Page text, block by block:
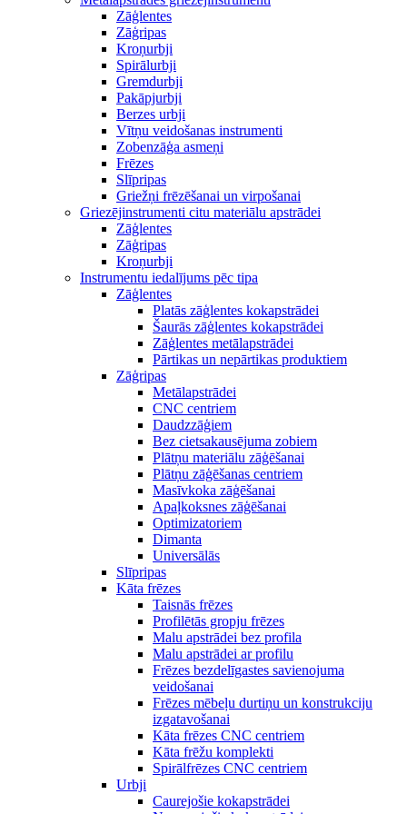
Zāģlentes
Zāģripas
Kroņurbji
Spirālurbji
Gremdurbji
Pakāpjurbji
Berzes urbji
Vītņu veidošanas instrumenti
Zobenzāģa asmeņi
Frēzes
Slīpripas
Griežņi frēzēšanai un virpošanai
Griezējinstrumenti citu materiālu apstrādei
Zāģlentes
Zāģripas
Kroņurbji
Instrumentu iedalījums pēc tipa
Zāģlentes
Platās zāģlentes kokapstrādei
Šaurās zāģlentes kokapstrādei
Zāģlentes metālapstrādei
Pārtikas un nepārtikas produktiem
Zāģripas
Metālapstrādei
CNC centriem
Daudzzāģiem
Bez cietsakausējuma zobiem
Plātņu materiālu zāģēšanai
Plātņu zāģēšanas centriem
Masīvkoka zāģēšanai
Apaļkoksnes zāģēšanai
Optimizatoriem
Dimanta
Universālās
Slīpripas
Kāta frēzes
Taisnās frēzes
Profilētās gropju frēzes
Malu apstrādei bez profila
Malu apstrādei ar profilu
Frēzes bezdelīgastes savienojuma
veidošanai
Frēzes mēbeļu durtiņu un konstrukciju
izgatavošanai
Kāta frēzes CNC centriem
Kāta frēžu komplekti
Spirālfrēzes CNC centriem
Urbji
Caurejošie kokapstrādei